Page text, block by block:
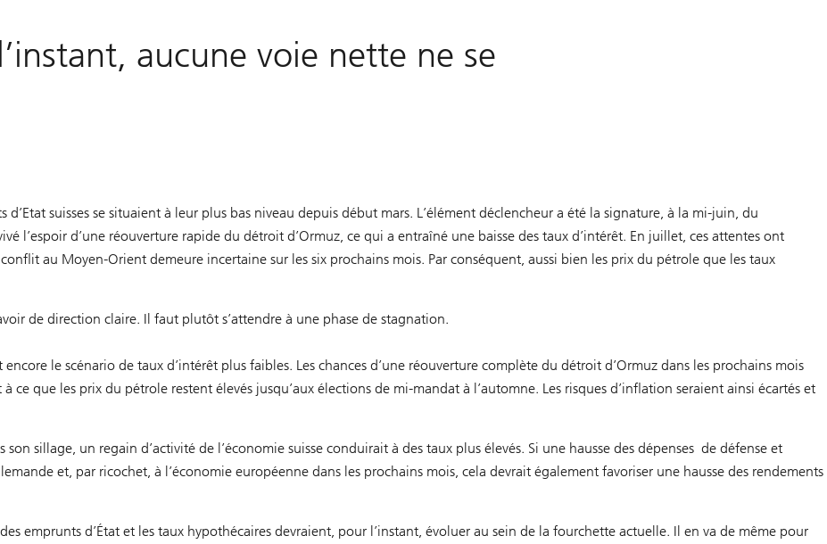
aucune voie nette ne se
suisses se situaient à leur plus bas niveau depuis début mars. L’élément déclencheur a été la signature, à la mi-juin, du
l’espoir d’une réouverture rapide du détroit d’Ormuz, ce qui a entraîné une baisse des taux d’intérêt. En juillet, ces attentes ont
au Moyen-Orient demeure incertaine sur les six prochains mois. Par conséquent, aussi bien les prix du pétrole que les taux
de direction claire. Il faut plutôt s’attendre à une phase de stagnation.
le scénario de taux d’intérêt plus faibles. Les chances d’une réouverture complète du détroit d’Ormuz dans les prochains mois
ce que les prix du pétrole restent élevés jusqu’aux élections de mi-mandat à l’automne. Les risques d’inflation seraient ainsi écartés et
sillage, un regain d’activité de l’économie suisse conduirait à des taux plus élevés. Si une hausse des dépenses de défense et
et, par ricochet, à l’économie européenne dans les prochains mois, cela devrait également favoriser une hausse des rendements
emprunts d’État et les taux hypothécaires devraient, pour l’instant, évoluer au sein de la fourchette actuelle. Il en va de même pour